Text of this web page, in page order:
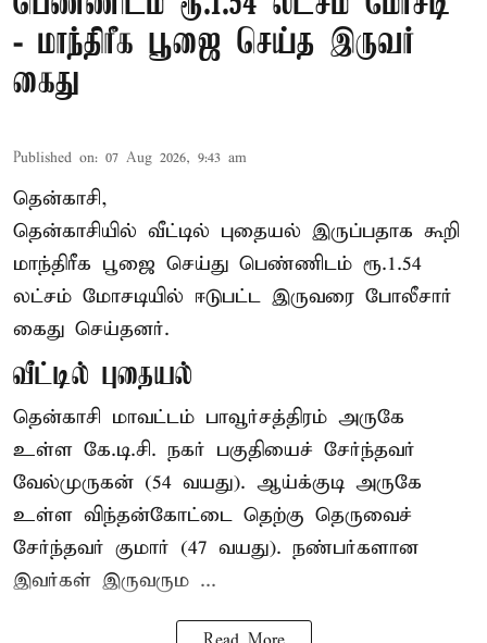
- மாந்திரீக பூஜை செய்த இருவர்
கைது
Published on: 07 Aug 2026, 9:43 am
தென்காசி,
தென்காசியில் வீட்டில் புதையல் இருப்பதாக கூறி
மாந்திரீக பூஜை செய்து பெண்ணிடம் ரூ.1.54
லட்சம் மோசடியில் ஈடுபட்ட இருவரை போலீசார்
கைது செய்தனர்.
வீட்டில் புதையல்
தென்காசி மாவட்டம் பாவூர்சத்திரம் அருகே
உள்ள கே.டி.சி. நகர் பகுதியைச் சேர்ந்தவர்
வேல்முருகன் (54 வயது). ஆய்க்குடி அருகே
உள்ள விந்தன்கோட்டை தெற்கு தெருவைச்
சேர்ந்தவர் குமார் (47 வயது). நண்பர்களான
இவர்கள் இருவரும ...